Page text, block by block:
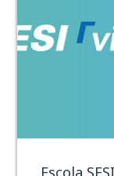
Escola